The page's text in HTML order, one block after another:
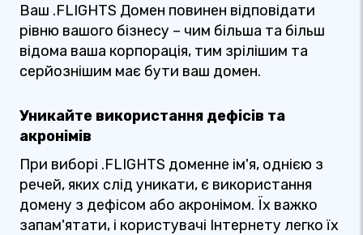
Ваш .FLIGHTS Домен повинен відповідати
рівню вашого бізнесу – чим більша та більш
відома ваша корпорація, тим зрілішим та
серйознішим має бути ваш домен.
Уникайте використання дефісів та
акронімів
При виборі .FLIGHTS доменне ім'я, однією з
речей, яких слід уникати, є використання
домену з дефісом або акронімом. Їх важко
запам'ятати, і користувачі Інтернету легко їх